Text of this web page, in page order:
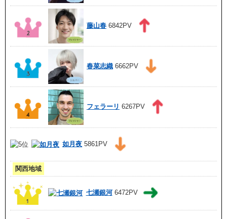
藤山春6842PV
春菜志織6662PV
フェラーリ 6267PV
如月夜 5861PV
関西地域
七瀬銀河6472PV